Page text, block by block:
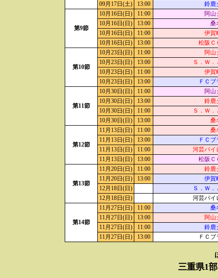
09月17日(土)
13:00 鈴鹿
第9節
10月16日(日) 11:00
阿山
10月16日(日)
13:00
桑
10月16日(日)
11:00
伊賀
10月16日(日)
13:00 松阪Ｃ
第10節
10月23日(日) 11:00
阿山
10月23日(日)
13:00
Ｓ．Ｗ．
10月23日(日)
11:00
伊賀
10月23日(日)
13:00 ＦＣ
第11節
10月30日(日) 11:00
阿山
10月30日(日)
13:00
鈴鹿
10月30日(日)
11:00
Ｓ．Ｗ．
10月30日(日)
13:00 桑
第12節
11月13日(日) 11:00
桑
11月13日(日)
13:00
ＦＣ
11月13日(日)
11:00
河芸パイ
11月13日(日)
13:00 松阪Ｃ
第13節
11月20日(日) 11:00
鈴鹿
11月20日(日)
13:00
伊賀
12月18日(日)
Ｓ．Ｗ．
12月18日(日)
河芸パイ
第14節
11月27日(日) 11:00
桑
11月27日(日)
13:00
阿山
11月27日(日)
11:00
鈴鹿
11月27日(日)
13:00 ＦＣ
三重県1部